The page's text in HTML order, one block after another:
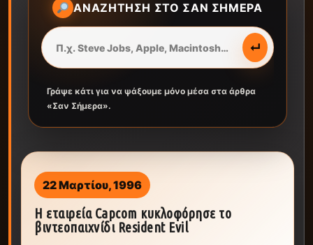
ΑΝΑΖΉΤΗΣΗ ΣΤΟ ΣΑΝ ΣΉΜΕΡΑ
↵
Γράψε κάτι για να ψάξουμε μόνο μέσα στα άρθρα
«Σαν Σήμερα».
22 Μαρτίου, 1996
Η εταιρεία Capcom κυκλοφόρησε το
βιντεοπαιχνίδι Resident Evil